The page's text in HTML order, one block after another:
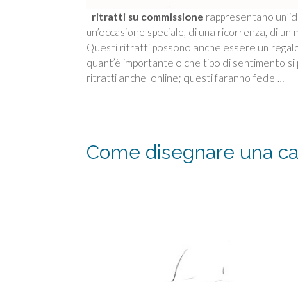
I ritratti su commissione rappresentano
un’occasione speciale, di una ricorrenza, di
Questi ritratti possono anche essere un
quant’è importante o che tipo di sentimento
ritratti anche online; questi faranno fede …
Come disegnare una